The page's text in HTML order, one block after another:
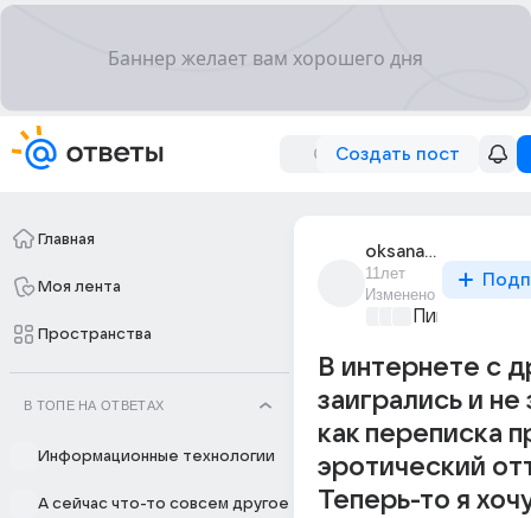
Создать пост
Главная
Моя лента
Пространства
В ТОПЕ НА ОТВЕТАХ
Информационные технологии
А сейчас что-то совсем другое
oksana_pavlova_605
11лет
Изменено
Пикантно о
В интернете с
заигрались и
как переписка
эротический
Теперь-то я